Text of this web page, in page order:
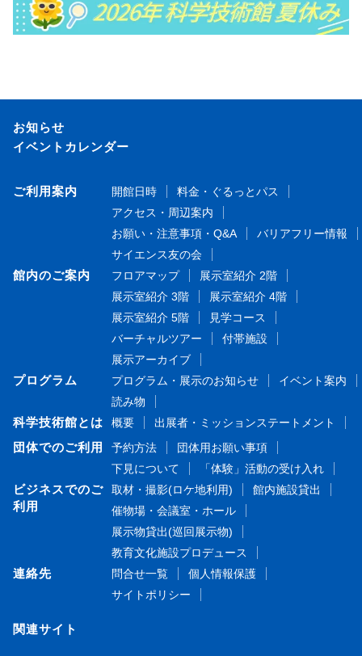
お知らせ
イベントカレンダー
ご利用案内 開館日時
料金・ぐるっとパス
アクセス・周辺案内
お願い・注意事項・Q&A
バリアフリー情報
サイエンス友の会
館内のご案内 フロアマップ
展示室紹介 2階
展示室紹介 3階
展示室紹介 4階
展示室紹介 5階
見学コース
バーチャルツアー
付帯施設
展示アーカイブ
プログラム プログラム・展示のお知らせ
イベント案内
読み物
科学技術館とは 概要 出展者・ミッションステートメント
団体でのご利用 予約方法
団体用お願い事項
下見について
「体験」活動の受け入れ
ビジネスでのご
利用
取材・撮影(ロケ地利用)
館内施設貸出
催物場・会議室・ホール
展示物貸出(巡回展示物)
教育文化施設プロデュース
連絡先 問合せ一覧
個人情報保護
サイトポリシー
関連サイト